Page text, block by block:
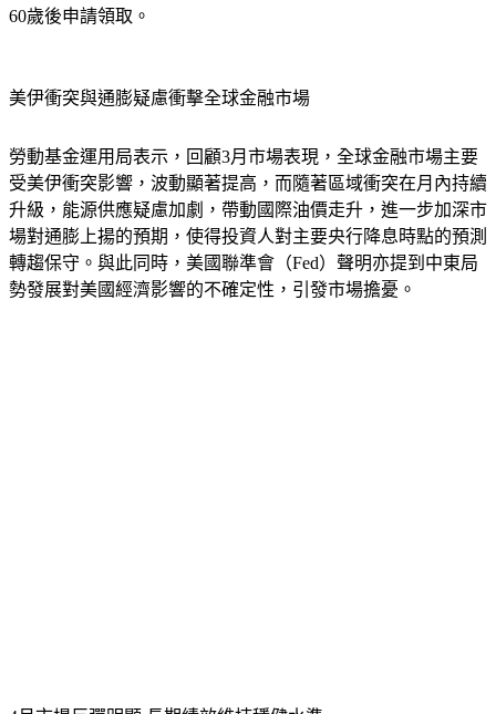
完成分配，勞工可透過個人專戶查詢實際分紅情況，並在年滿
勞動基金運用局表示，回顧3月市場表現，全球金融市場主要
受美伊衝突影響，波動顯著提高，而隨著區域衝突在月內持續
升級，能源供應疑慮加劇，帶動國際油價走升，進一步加深市
場對通膨上揚的預期，使得投資人對主要央行降息時點的預測
轉趨保守。與此同時，美國聯準會（Fed）聲明亦提到中東局